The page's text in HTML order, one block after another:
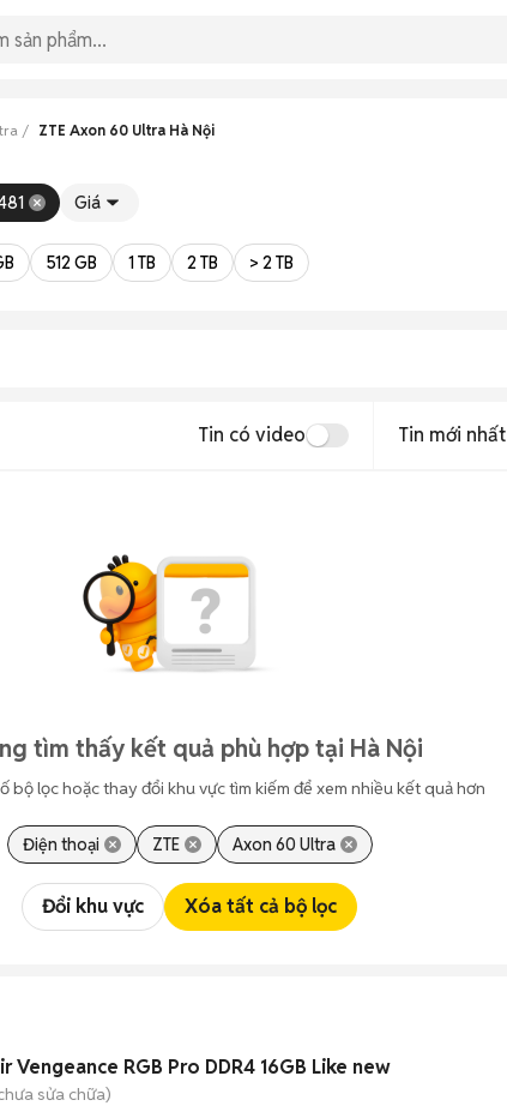
ZTE Axon 60 Ultra Hà Nội
Giá
512 GB 1 TB 2 TB > 2 TB
Tin có video Tin mới nhất
tìm thấy kết quả phù hợp tại Hà Nội
bộ lọc hoặc thay đổi khu vực tìm kiếm để xem nhiều kết quả hơn
Điện thoại ZTE Axon 60 Ultra
Đổi khu vực Xóa tất cả bộ lọc
Vengeance RGB Pro DDR4 16GB Like new
sửa chữa)